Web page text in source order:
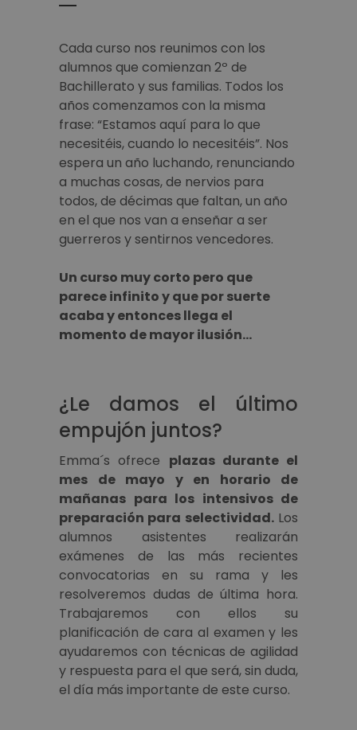
Cada curso nos reunimos con los
alumnos que comienzan 2º de
Bachillerato y sus familias. Todos los
años comenzamos con la misma
frase: “Estamos aquí para lo que
necesitéis, cuando lo necesitéis”. Nos
espera un año luchando, renunciando
a muchas cosas, de nervios para
todos, de décimas que faltan, un año
en el que nos van a enseñar a ser
guerreros y sentirnos vencedores.
Un curso muy corto pero que
parece infinito y que por suerte
acaba y entonces llega el
momento de mayor ilusión…
¿Le damos el último
empujón juntos?
Emma´s ofrece plazas durante el
mes de mayo y en horario de
mañanas para los intensivos de
preparación para selectividad.Los
alumnos asistentes realizarán
exámenes de las más recientes
convocatorias en su rama y les
resolveremos dudas de última hora.
Trabajaremos con ellos su
planificación de cara al examen y les
ayudaremos con técnicas de agilidad
y respuesta para el que será, sin duda,
el día más importante de este curso.